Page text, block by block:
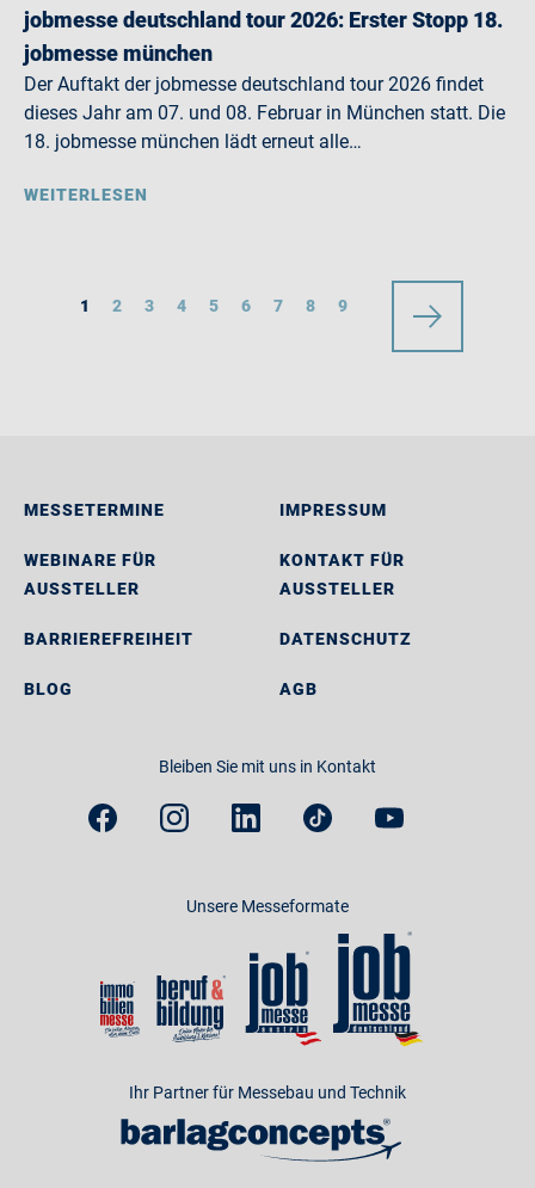
jobmesse deutschland tour 2026: Erster Stopp 18.
jobmesse münchen
Der Auftakt der jobmesse deutschland tour 2026 findet
dieses Jahr am 07. und 08. Februar in München statt. Die
18. jobmesse münchen lädt erneut alle…
WEITERLESEN
1 2 3 4 5 6 7 8 9
MESSETERMINE
WEBINARE FÜR
AUSSTELLER
BARRIEREFREIHEIT
BLOG
IMPRESSUM
KONTAKT FÜR
AUSSTELLER
DATENSCHUTZ
AGB
Bleiben Sie mit uns in Kontakt
Unsere Messeformate
Ihr Partner für Messebau und Technik